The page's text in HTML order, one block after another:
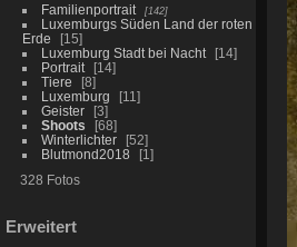
Familienportrait 142
Luxemburgs Süden Land der roten
Erde
15
Luxemburg Stadt bei Nacht
14
Portrait
14
Tiere
8
Luxemburg
11
Geister
3
Shoots
68
Winterlichter
52
Blutmond2018
1
328 Fotos
Erweitert